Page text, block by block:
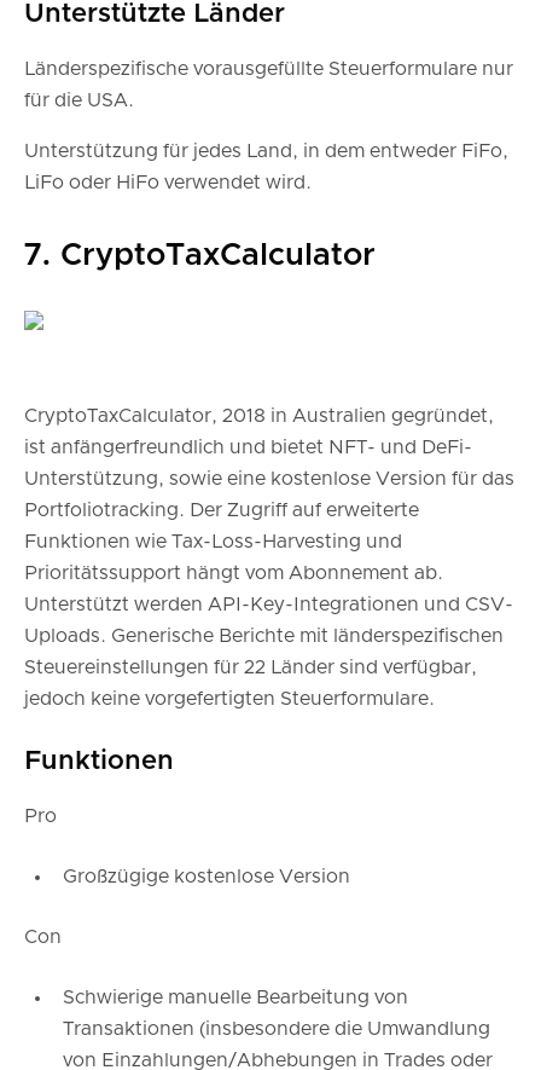
Unterstützte Länder
Länderspezifische vorausgefüllte Steuerformulare nur
für die USA.
Unterstützung für jedes Land, in dem entweder FiFo,
LiFo oder HiFo verwendet wird.
7. CryptoTaxCalculator
CryptoTaxCalculator, 2018 in Australien gegründet,
ist anfängerfreundlich und bietet NFT- und DeFi-
Unterstützung, sowie eine kostenlose Version für das
Portfoliotracking. Der Zugriff auf erweiterte
Funktionen wie Tax-Loss-Harvesting und
Prioritätssupport hängt vom Abonnement ab.
Unterstützt werden API-Key-Integrationen und CSV-
Uploads. Generische Berichte mit länderspezifischen
Steuereinstellungen für 22 Länder sind verfügbar,
jedoch keine vorgefertigten Steuerformulare.
Funktionen
Pro
Großzügige kostenlose Version
Con
Schwierige manuelle Bearbeitung von
Transaktionen (insbesondere die Umwandlung
von Einzahlungen/Abhebungen in Trades oder